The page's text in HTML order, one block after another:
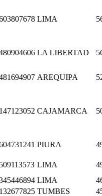
LIMA
LA LIBERTAD
AREQUIPA
CAJAMARCA
PIURA
LIMA
LIMA
TUMBES